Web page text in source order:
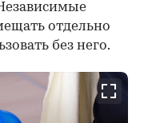
отдельно
без него.